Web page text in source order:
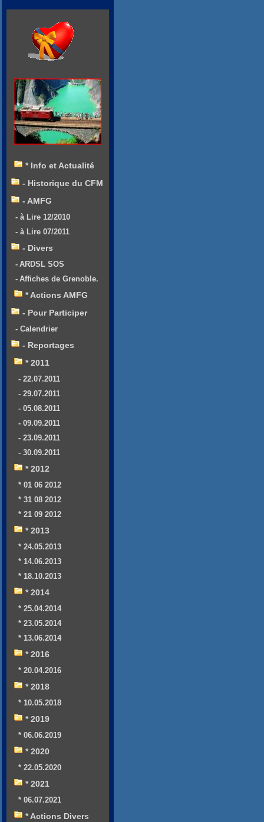
* Info et Actualité
- Historique du CFM
- AMFG
- à Lire 12/2010
- à Lire 07/2011
- Divers
- ARDSL SOS
- Affiches de Grenoble.
* Actions AMFG
- Pour Participer
- Calendrier
- Reportages
* 2011
- 22.07.2011
- 29.07.2011
- 05.08.2011
- 09.09.2011
- 23.09.2011
- 30.09.2011
* 2012
* 01 06 2012
* 31 08 2012
* 21 09 2012
* 2013
* 24.05.2013
* 14.06.2013
* 18.10.2013
* 2014
* 25.04.2014
* 23.05.2014
* 13.06.2014
* 2016
* 20.04.2016
* 2018
* 10.05.2018
* 2019
* 06.06.2019
* 2020
* 22.05.2020
* 2021
* 06.07.2021
* Actions Divers